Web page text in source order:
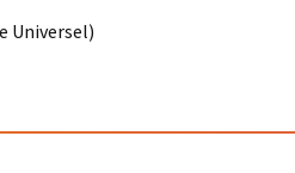
Universel)